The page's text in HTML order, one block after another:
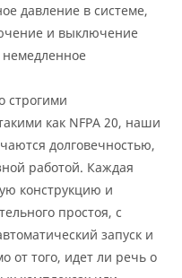
давление в системе,
и выключение
немедленное
строгими
как NFPA 20, наши
долговечностью,
работой. Каждая
конструкцию и
простоя, с
запуск и
от того, идет ли речь о